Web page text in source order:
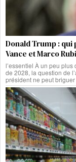
Donald Trump : qui
Vance et Marco
l’essentiel À un peu
de 2028, la question de
président ne peut